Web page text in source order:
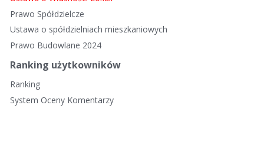
n
aPrawo Spółdzielcze
Ustawa o spółdzielniach mieszkaniowych
Prawo Budowlane 2024
Ranking użytkowników
Ranking
System Oceny Komentarzy